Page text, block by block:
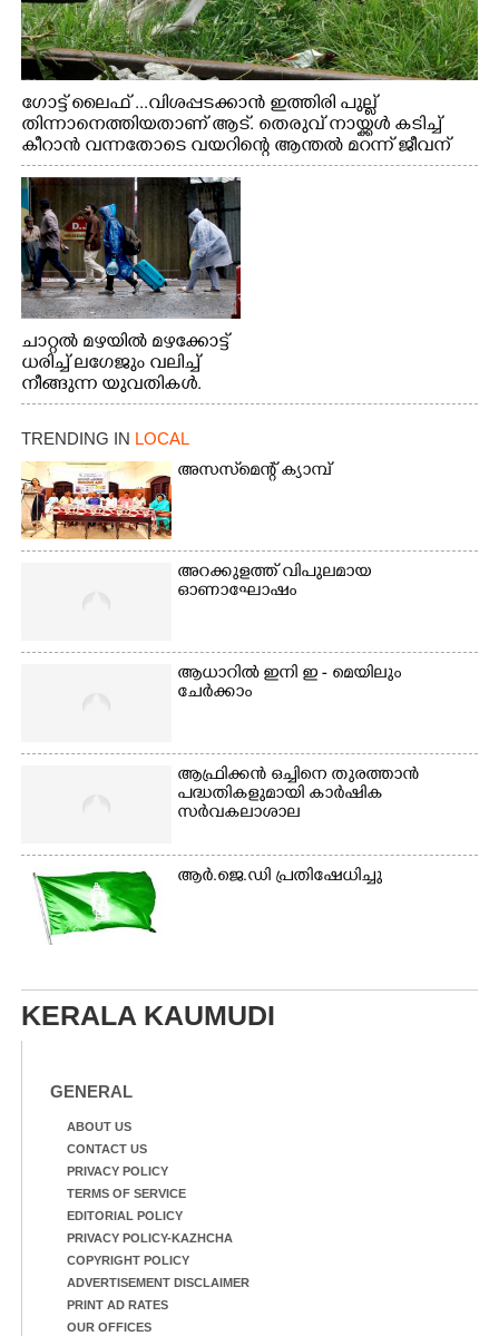
ഗോട്ട് ലൈഫ് ...വിശപ്പടക്കാൻ ഇത്തിരി പുല്ല്
തിന്നാനെത്തിയതാണ് ആട്. തെരുവ് നായ്ക്കൾ കടിച്ച്
കീറാൻ വന്നതോടെ വയറിന്റെ ആന്തൽ മറന്ന് ജീവന്
വേണ്ടിയായി ഓട്ടം. എറണാകുളം വാത്തുരുത്തിയിൽ
നിന്നുള്ള കാഴ്ച
ചാറ്റൽ മഴയിൽ മഴക്കോട്ട്
ധരിച്ച് ലഗേജും വലിച്ച്
നീങ്ങുന്ന യുവതികൾ.
എറണാകുളം മേനകയിൽ
നിന്നുള്ള കാഴ്ച
TRENDING IN LOCAL
അസസ്‌മെന്റ് ക്യാമ്പ്
അറക്കുളത്ത് വിപുലമായ
ഓണാഘോഷം
ആധാറിൽ ഇനി ഇ - മെയിലും
ചേർക്കാം
ആഫ്രിക്കൻ ഒച്ചിനെ തുരത്താൻ
പദ്ധതികളുമായി കാർഷിക
സർവകലാശാല
ആർ.ജെ.ഡി പ്രതിഷേധിച്ചു
KERALA KAUMUDI
GENERAL
ABOUT US
CONTACT US
PRIVACY POLICY
TERMS OF SERVICE
EDITORIAL POLICY
PRIVACY POLICY-KAZHCHA
COPYRIGHT POLICY
ADVERTISEMENT DISCLAIMER
PRINT AD RATES
OUR OFFICES